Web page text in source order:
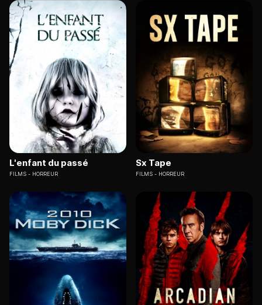
L'enfant du passé
FILMS HORREUR
Sx Tape
FILMS HORREUR